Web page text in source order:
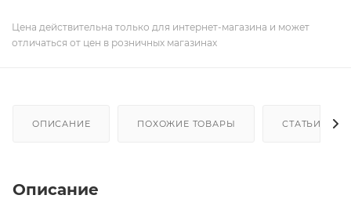
Цена действительна только для интернет-магазина и может
отличаться от цен в розничных магазинах
ОПИСАНИЕ ПОХОЖИЕ ТОВАРЫ СТАТЬИ
Описание